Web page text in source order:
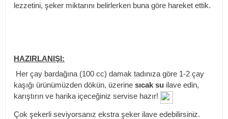
lezzetini, şeker miktarını belirlerken buna göre hareket ettik.
HAZIRLANIŞI:
Her çay bardağına (100 cc) damak tadınıza göre 1-2 çay
kaşığı ürünümüzden dökün, üzerine sıcak su ilave edin,
karıştırın ve harika içeceğiniz servise hazır!
Çok şekerli seviyorsanız ekstra şeker ilave edebilirsiniz.